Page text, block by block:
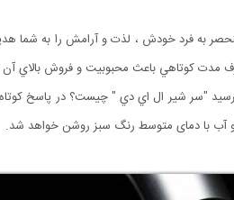
به فرد خودش ، لذت و آرامش را به شما
مدت كوتاهي باعث محبوبيت و فروش بالاي آن
پرسيد "سر شير ال اي دي " چيست؟ در پاسخ
آب با دمای متوسط رنگ سبز روشن خواهد شد.